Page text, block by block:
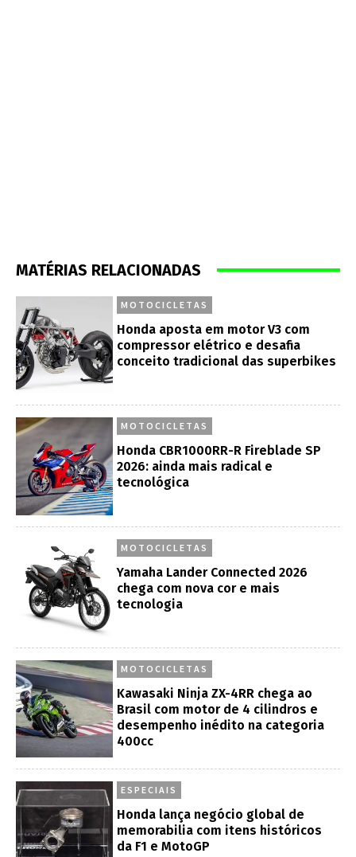
MATÉRIAS RELACIONADAS
MOTOCICLETAS
Honda aposta em motor V3 com
compressor elétrico e desafia
conceito tradicional das superbikes
MOTOCICLETAS
Honda CBR1000RR-R Fireblade SP
2026: ainda mais radical e
tecnológica
MOTOCICLETAS
Yamaha Lander Connected 2026
chega com nova cor e mais
tecnologia
MOTOCICLETAS
Kawasaki Ninja ZX-4RR chega ao
Brasil com motor de 4 cilindros e
desempenho inédito na categoria
400cc
ESPECIAIS
Honda lança negócio global de
memorabilia com itens históricos
da F1 e MotoGP